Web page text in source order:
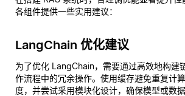
各组件提供一些实用建议：
LangChain 优化建议
为了优化 LangChain，需要通过高效地构建
作流程中的冗余操作。使用缓存避免重复计
度，并尝试采用模块化设计，确保模型或数